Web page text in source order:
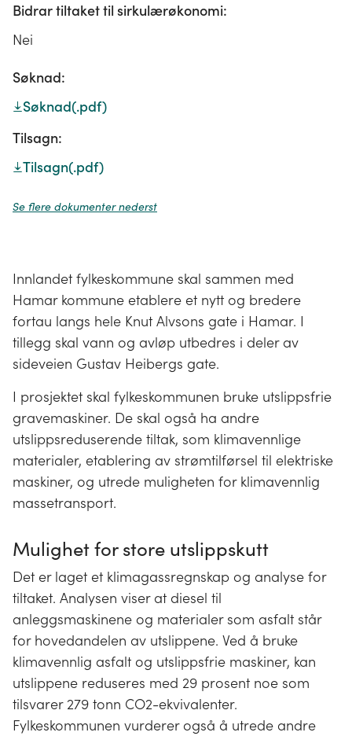
Bidrar tiltaket til sirkulærøkonomi:
Nei
Søknad:
Søknad(.pdf)
Tilsagn:
Tilsagn(.pdf)
Se flere dokumenter nederst
Innlandet fylkeskommune skal sammen med
Hamar kommune etablere et nytt og bredere
fortau langs hele Knut Alvsons gate i Hamar. I
tillegg skal vann og avløp utbedres i deler av
sideveien Gustav Heibergs gate.
I prosjektet skal fylkeskommunen bruke utslippsfrie
gravemaskiner. De skal også ha andre
utslippsreduserende tiltak, som klimavennlige
materialer, etablering av strømtilførsel til elektriske
maskiner, og utrede muligheten for klimavennlig
massetransport.
Mulighet for store utslippskutt
Det er laget et klimagassregnskap og analyse for
tiltaket. Analysen viser at diesel til
anleggsmaskinene og materialer som asfalt står
for hovedandelen av utslippene. Ved å bruke
klimavennlig asfalt og utslippsfrie maskiner, kan
utslippene reduseres med 29 prosent noe som
tilsvarer 279 tonn CO2-ekvivalenter.
Fylkeskommunen vurderer også å utrede andre